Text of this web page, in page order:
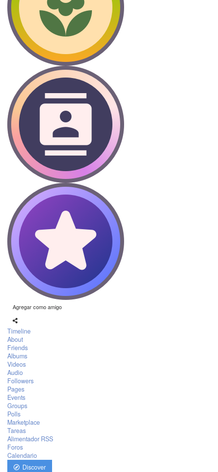
Agregar como amigo
Timeline
About
Friends
Albums
Videos
Audio
Followers
Pages
Events
Groups
Polls
Marketplace
Tareas
Alimentador RSS
Foros
Calendario
Discover